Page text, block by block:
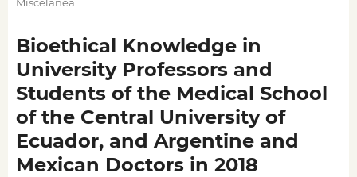
Bioethical Knowledge in
University Professors and
Students of the Medical School
of the Central University of
Ecuador, and Argentine and
Mexican Doctors in 2018